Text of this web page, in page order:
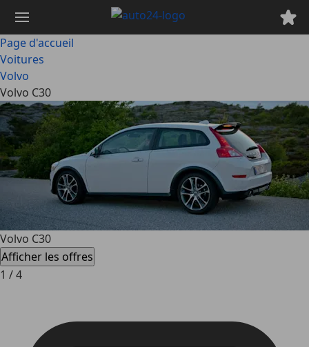
contenu
principal
Page d'accueil
Voitures
Volvo
Volvo C30
Volvo C30
Afficher les offres
1 /4